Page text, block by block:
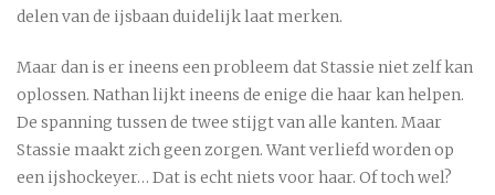
delen van de ijsbaan duidelijk laat merken.
Maar dan is er ineens een probleem dat Stassie niet zelf kan
oplossen. Nathan lijkt ineens de enige die haar kan helpen.
De spanning tussen de twee stijgt van alle kanten. Maar
Stassie maakt zich geen zorgen. Want verliefd worden op
een ijshockeyer… Dat is echt niets voor haar. Of toch wel?